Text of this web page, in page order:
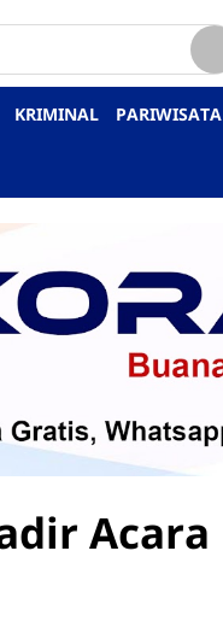
KRIMINAL PARIWISATA
Acara